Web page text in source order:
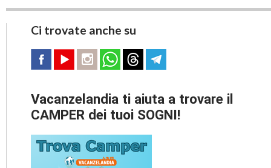
Ci trovate anche su
Vacanzelandia ti aiuta a trovare il
CAMPER dei tuoi SOGNI!